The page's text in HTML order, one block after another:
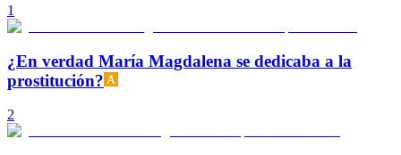
1
¿En verdad María Magdalena se dedicaba a la
prostitución?
2